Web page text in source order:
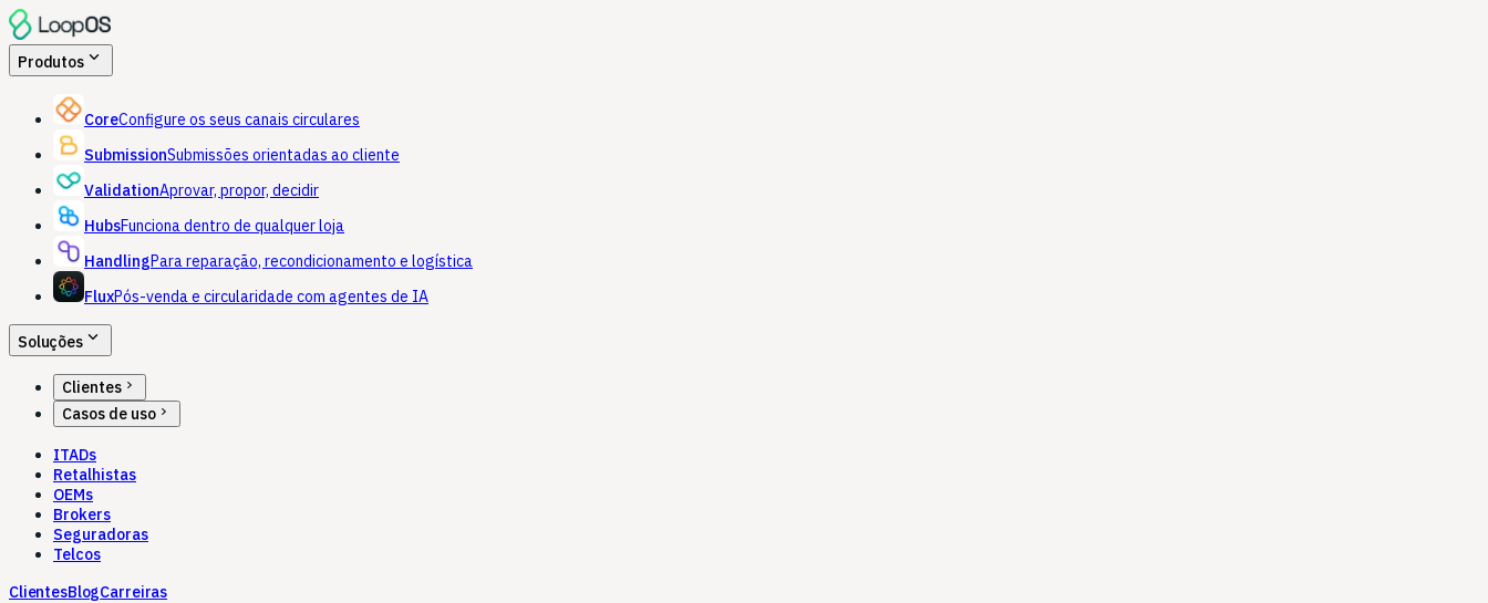
Produtosexpand_more
CoreConfigure os seus canais circulares
SubmissionSubmissões orientadas ao cliente
ValidationAprovar, propor, decidir
HubsFunciona dentro de qualquer loja
HandlingPara reparação, recondicionamento e logística
FluxPós-venda e circularidade com agentes de IA
Soluçõesexpand_more
Clientes chevron_right
Casos de uso chevron_right
ITADs
Retalhistas
OEMs
Brokers
Seguradoras
Telcos
ClientesBlogCarreiras